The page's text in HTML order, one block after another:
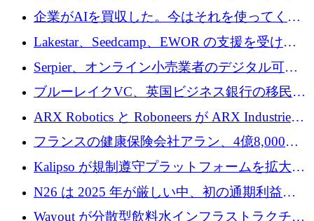
追いつきつつある」
企業がAIを買収した。今はそれを使ってくれ
る人々が必要です
Lakestar、Seedcamp、EWOR の支援を受け、
SE3 が自律システム用の空間 AI プラットフォ
ームを発表
Serpier、オンライン小売業者のデジタル可視
性向上を支援するために 140 万ユーロを調達
ブルーレイクVC、英国ビジネス銀行の移民主
導スタートアップ支援で初のファンド獲得に
ARX Robotics と Roboneers が ARX Industries
を設立し、無人地上車両の生産を拡大
フランスの健康保険会社アラン、4億8,000万
ユーロの資金調達ラウンドで合意
Kalipso が規制遵守プラットフォームを拡大す
るために 320 万ドルを調達
N26 は 2025 年が厳しい中、初の通期利益を
達成
Wayout が分散型飲料水インフラストラクチャ